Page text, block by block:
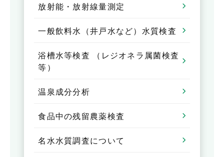
放射能・放射線量測定
一般飲料水（井戸水など）水質検査
浴槽水等検査 （レジオネラ属菌検査
等）
温泉成分分析
食品中の残留農薬検査
名水水質調査について